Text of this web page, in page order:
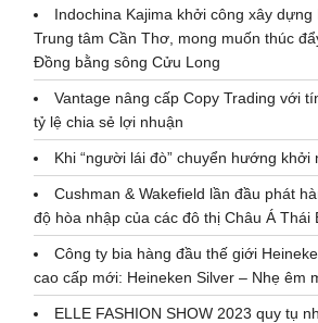
Indochina Kajima khởi công xây dựng
Trung tâm Cần Thơ, mong muốn thúc
Đồng bằng sông Cửu Long
Vantage nâng cấp Copy Trading với
tỷ lệ chia sẻ lợi nhuận
Khi “người lái đò” chuyển hướng khởi
Cushman & Wakefield lần đầu phát
độ hòa nhập của các đô thị Châu Á Thái
Công ty bia hàng đầu thế giới
cao cấp mới: Heineken Silver – Nhẹ êm
ELLE FASHION SHOW 2023 quy tụ